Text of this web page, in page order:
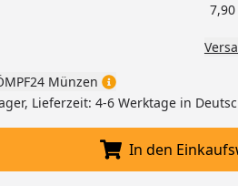
hinzufügen
Münzen
Lieferzeit: 4-6 Werktage in
In den
In den